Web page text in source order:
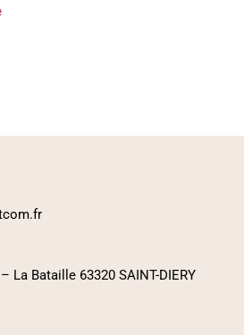
La Bataille 63320 SAINT-DIERY